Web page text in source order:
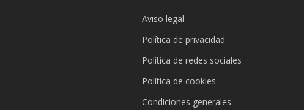
Aviso legal
Política de privacidad
Política de redes sociales
Política de cookies
Condiciones generales